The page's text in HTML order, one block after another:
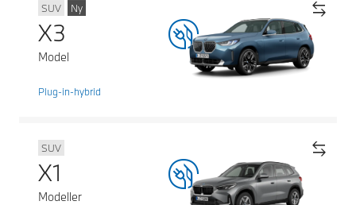
SUV Ny
X3
Model
Plug-in-hybrid
SUV
X1
Modeller